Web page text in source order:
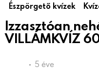
Észpörgető kvízek
Izzasztóan
VILLÁMKVÍZ
5 éve